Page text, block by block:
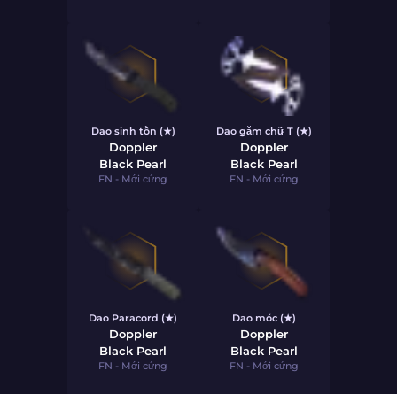
Dao sinh tồn (★)
Doppler
Black Pearl
FN - Mới cứng
Dao găm chữ T (★)
Doppler
Black Pearl
FN - Mới cứng
Dao Paracord (★)
Doppler
Black Pearl
FN - Mới cứng
Dao móc (★)
Doppler
Black Pearl
FN - Mới cứng